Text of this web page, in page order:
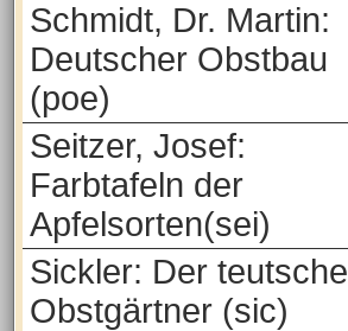
Schmidt, Dr. Martin:
Deutscher Obstbau
(poe)
Seitzer, Josef:
Farbtafeln der
Apfelsorten(sei)
Sickler: Der teutsche
Obstgärtner (sic)